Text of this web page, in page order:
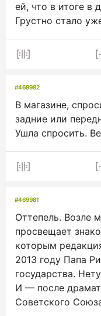
ей, что в итоге в
Грустно стало
#469982
В магазине,
задние или
Ушла спросить.
#469981
Оттепель. Возле
просвещает
которым
2013 году Папа
государства.
И — после
Советского